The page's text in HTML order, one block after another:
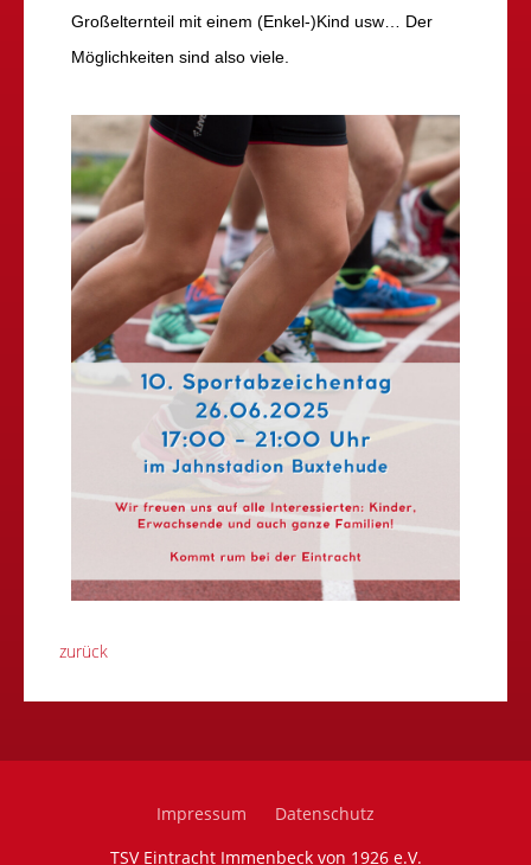
Großelternteil mit einem (Enkel-)Kind usw… Der
Möglichkeiten sind also viele.
zurück
Impressum
Datenschutz
TSV Eintracht Immenbeck von 1926 e.V.